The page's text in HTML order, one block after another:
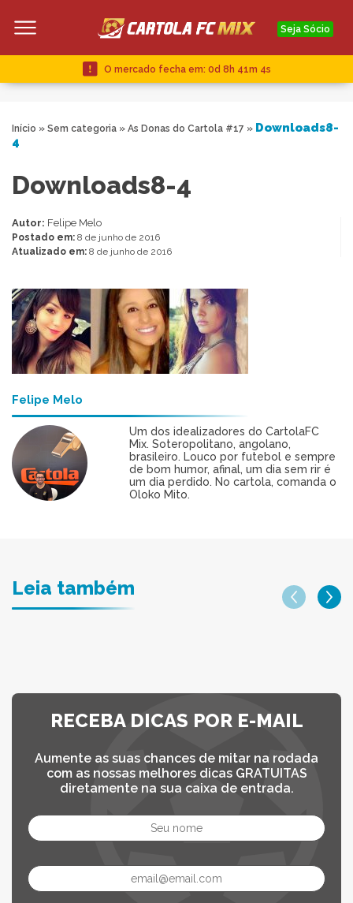
Seja Sócio
O mercado fecha em: 0d 8h 41m 3s
Início » Sem categoria » As Donas do Cartola #17 » Downloads8-
4
Downloads8-4
Autor: Felipe Melo
Postado em: 8 de junho de 2016
Atualizado em: 8 de junho de 2016
Felipe Melo
Um dos idealizadores do CartolaFC
Mix. Soteropolitano, angolano,
brasileiro. Louco por futebol e sempre
de bom humor, afinal, um dia sem rir é
um dia perdido. No cartola, comanda o
Oloko Mito.
Leia também
RECEBA DICAS POR E-MAIL
Aumente as suas chances de mitar na rodada
com as nossas melhores dicas GRATUITAS
diretamente na sua caixa de entrada.